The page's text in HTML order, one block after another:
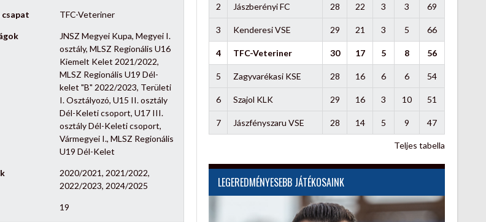
TFC-Veteriner
JNSZ Megyei Kupa, Megyei I.
osztály, MLSZ Regionális U16
Kiemelt Kelet 2021/2022,
MLSZ Regionális U19 Dél-
kelet "B" 2022/2023, Területi
I. Osztályozó, U15 II. osztály
Dél-Keleti csoport, U17 III.
osztály Dél-Keleti csoport,
Vármegyei I., MLSZ Regionális
U19 Dél-Kelet
2020/2021, 2021/2022,
2022/2023, 2024/2025
19
2 Jászberényi FC 28 22 3 3 69
3 Kenderesi VSE 29 21 3 5 66
4 TFC-Veteriner 30 17 5 8 56
5 Zagyvarékasi KSE 28 16 6 6 54
6 Szajol KLK 29 16 3 10 51
7 Jászfényszaru VSE 28 14 5 9 47
Teljes tabella
LEGEREDMÉNYESEBB JÁTÉKOSAINK